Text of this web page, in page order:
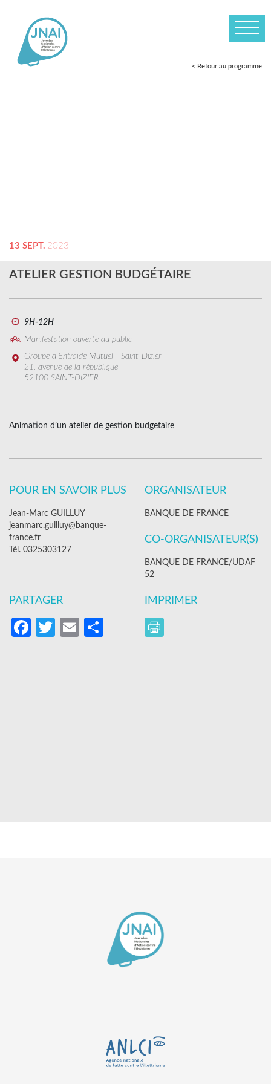
< Retour au programme
13 SEPT. 2023
ATELIER GESTION BUDGÉTAIRE
9H-12H
Manifestation ouverte au public
Groupe d'Entraide Mutuel - Saint-Dizier
21, avenue de la république
52100 SAINT-DIZIER
Animation d’un atelier de gestion budgetaire
POUR EN SAVOIR PLUS
Jean-Marc GUILLUY
jeanmarc.guilluy@banque-
france.fr
Tél. 0325303127
ORGANISATEUR
BANQUE DE FRANCE
CO-ORGANISATEUR(S)
BANQUE DE FRANCE/UDAF
52
PARTAGER
Facebook
Twitter
EmailPartager
IMPRIMER